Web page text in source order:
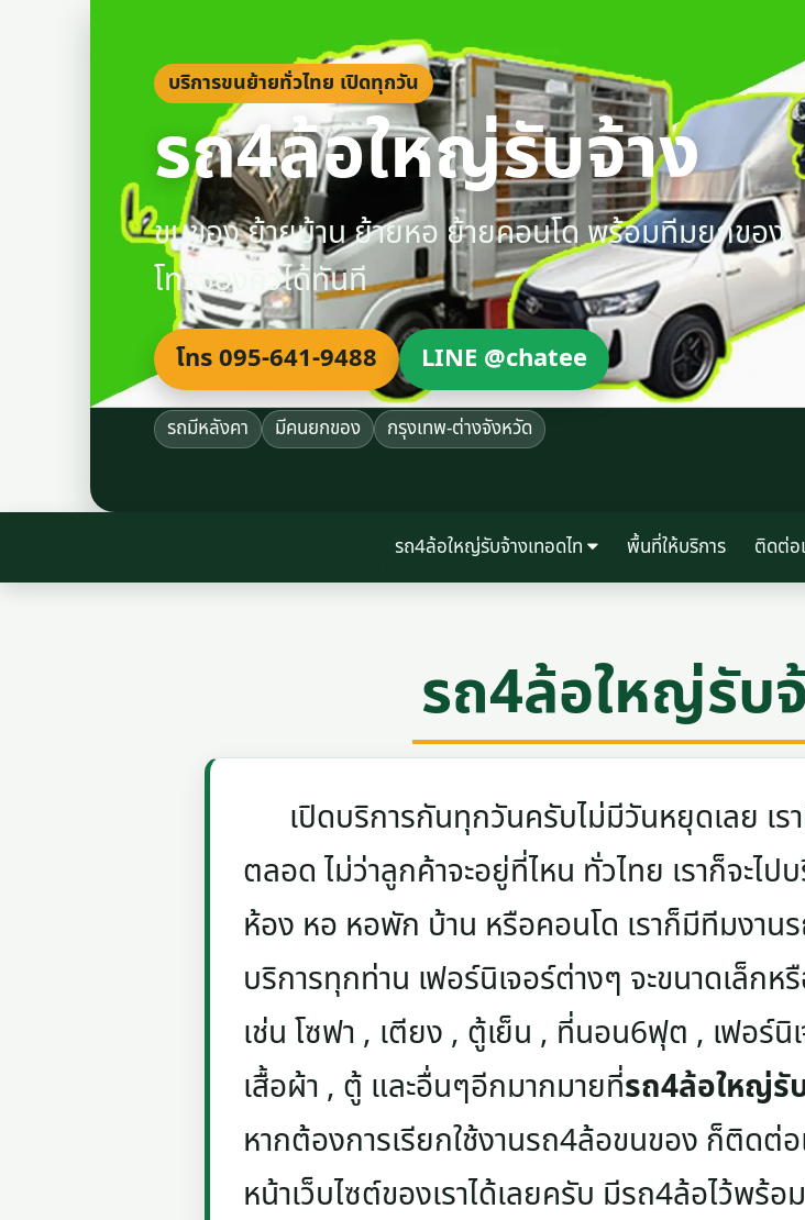
บริการขนย้ายทั่วไทย เปิดทุกวัน
รถ4ล้อใหญ่รับจ้าง
ขนของ ย้ายบ้าน ย้ายหอ ย้ายคอนโด พร้อมทีมยกของ
โทรจองคิวได้ทันที
โทร 095-641-9488 LINE @chatee
รถมีหลังคา มีคนยกของ กรุงเทพ-ต่างจังหวัด
รถ4ล้อใหญ่รับจ้างเทอดไท พื้นที่ให้บริการ ติดต่อ
รถ4ล้อใหญ่รับ
เปิดบริการกันทุกวันครับไม่มีวันหยุดเลย เร
ตลอด ไม่ว่าลูกค้าจะอยู่ที่ไหน ทั่วไทย เราก็จะไป
ห้อง หอ หอพัก บ้าน หรือคอนโด เราก็มีทีมงา
บริการทุกท่าน เฟอร์นิเจอร์ต่างๆ จะขนาดเล็กห
เช่น โซฟา , เตียง , ตู้เย็น , ที่นอน6ฟุต , เฟอร์
เสื้อผ้า , ตู้ และอื่นๆอีกมากมายที่รถ4ล้อใหญ่รั
หากต้องการเรียกใช้งานรถ4ล้อขนของ ก็ติดต่
หน้าเว็บไซต์ของเราได้เลยครับ มีรถ4ล้อไว้พร้